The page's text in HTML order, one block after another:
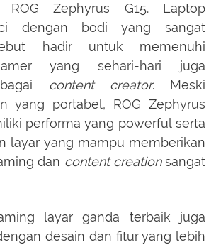
ROG Zephyrus G15. Laptop
dengan bodi yang sangat
hadir untuk memenuhi
yang sehari-hari juga
content creator. Meski
yang portabel, ROG Zephyrus
performa yang powerful serta
layar yang mampu memberikan
dan content creationsangat
layar ganda terbaik juga
desain dan fitur yang lebih